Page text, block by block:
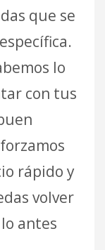
que se
lo
con tus
rápido y
volver
antes